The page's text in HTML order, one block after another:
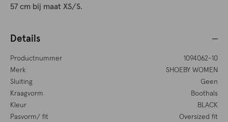
57 cm bij maat XS/S.
Details
Productnummer
1094062-10
Merk
SHOEBY WOMEN
Sluiting
Geen
Kraagvorm
Boothals
Kleur
BLACK
Pasvorm/ fit
Oversized fit